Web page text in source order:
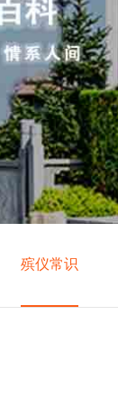
殡仪常识